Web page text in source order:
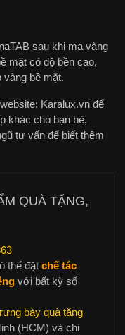
sau khi mạ vàng
mặt có độ bền cao,
bề mặt.
Karalux.vn để
khác cho bạn bè,
tư vấn để biết thêm
QUÀ TẶNG,
thể đặt chế tác
với bất kỳ số
bày quà tặng
(HCM) và chi